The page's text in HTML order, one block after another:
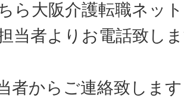
ら大阪介護転職ネッ
当者よりお電話致し
者からご連絡致します